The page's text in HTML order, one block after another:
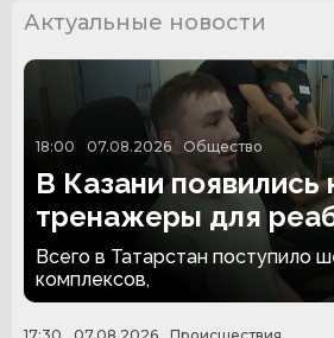
Актуальные новости
18:00 07.08.2026 Общество
В Казани появились
тренажеры для
людей с
Всего в Татарстан поступило
комплексов,